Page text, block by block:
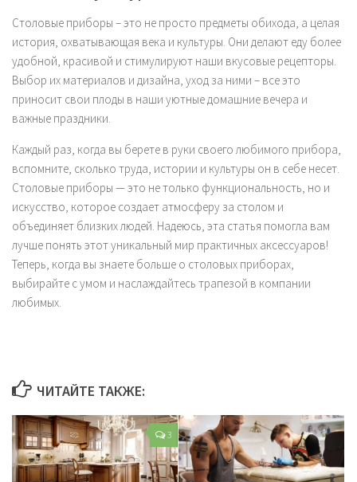
Столовые приборы – это не просто предметы обихода, а целая
история, охватывающая века и культуры. Они делают еду более
удобной, красивой и стимулируют наши вкусовые рецепторы.
Выбор их материалов и дизайна, уход за ними – все это
приносит свои плоды в наши уютные домашние вечера и
важные праздники.
Каждый раз, когда вы берете в руки своего любимого прибора,
вспомните, сколько труда, истории и культуры он в себе несет.
Столовые приборы — это не только функциональность, но и
искусство, которое создает атмосферу за столом и
объединяет близких людей. Надеюсь, эта статья помогла вам
лучше понять этот уникальный мир практичных аксессуаров!
Теперь, когда вы знаете больше о столовых приборах,
выбирайте с умом и наслаждайтесь трапезой в компании
любимых.
ЧИТАЙТЕ ТАКЖЕ:
3